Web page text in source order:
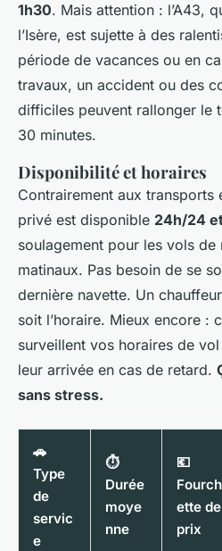
1h30. Mais attention : l’A43,
l’Isère, est sujette à des
période de vacances ou en
travaux, un accident ou des
difficiles peuvent rallonger le
30 minutes.
Disponibilité et horaires
Contrairement aux transports
privé est disponible 24h/24
soulagement pour les vols
matinaux. Pas besoin de se
dernière navette. Un
soit l’horaire. Mieux encore :
surveillent vos horaires de
leur arrivée en cas de retard.
sans stress.
🚗
Type
de
servic
e
⏱️
Durée
moye
nne
💶
Fourch
ette de
prix